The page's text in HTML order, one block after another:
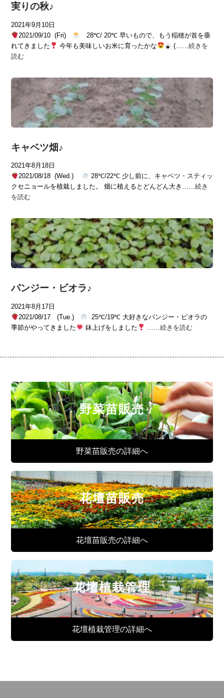
実りの秋♪
2021年9月10日
2021/09/10 (Fri)
28℃/ 20℃ 早いもので、もう稲穂が首を垂
れてきました
今年も美味しいお米に育ったかな (……続きを
読む
キャベツ畑♪
2021年8月18日
2021/08/18 (Wed.)
28℃/22℃ 少し前に、キャベツ・スティッ
クセニョールを植栽しました。 畑に植えるとどんどん大き……続き
を読む
パンジー・ビオラ♪
2021年8月17日
2021/08/17 (Tue.)
25℃/19℃ 大好きなパンジー・ビオラの
季節がやってきました
鉢上げをしました 続きを読む
野菜苗販売
野菜苗販売の詳細へ
花壇苗販売
花壇苗販売の詳細へ
花壇植栽管理
花壇植栽管理の詳細へ